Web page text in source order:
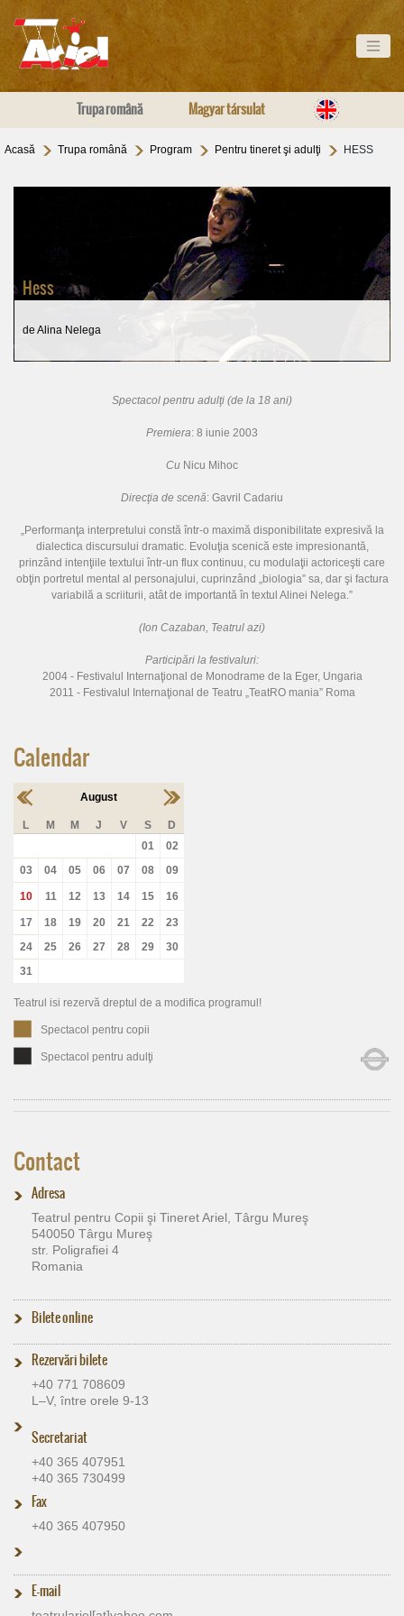
Trupa română Magyar társulat
Acasă Trupa română Program Pentru tineret şi adulţi HESS
Calendar
August
L M M J V S
D
01
02
03
04 05 06 07 08 09
10 11 12 13 14 15 16
17 18 19 20 21 22
23
24
25 26 27 28 29
30
31
Teatrul isi rezervă dreptul de a modifica programul!
Spectacol pentru copii
Spectacol pentru adulţi
Hess
de Alina Nelega
Spectacol pentru adulţi (de la 18 ani)
Premiera: 8 iunie 2003
Cu Nicu Mihoc
Direcţia de scenă: Gavril Cadariu
„Performanţa interpretului constă într-o maximă disponibilitate expresivă la
dialectica discursului dramatic. Evoluţia scenică este impresionantă,
prinzând intenţiile textului într-un flux continuu, cu modulaţii actoriceşti care
obţin portretul mental al personajului, cuprinzând „biologia” sa, dar şi factura
variabilă a scriiturii, atât de importantă în textul Alinei Nelega.”
(Ion Cazaban, Teatrul azi)
Participări la festivaluri:
2004 - Festivalul Internaţional de Monodrame de la Eger, Ungaria
2011 - Festivalul Internaţional de Teatru „TeatRO mania” Roma
Contact
Adresa
Teatrul pentru Copii şi Tineret Ariel, Târgu Mureş
540050 Târgu Mureş
str. Poligrafiei 4
Romania
Bilete online
Rezervări bilete
+40 771 708609
L–V, între orele 9-13
Secretariat
+40 365 407951
+40 365 730499
Fax
+40 365 407950
E-mail